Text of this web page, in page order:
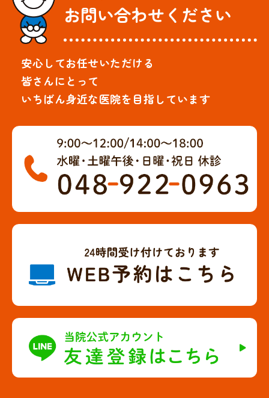
お問い合わせください
安心してお任せいただける
皆さんにとって
いちばん身近な医院を目指しています